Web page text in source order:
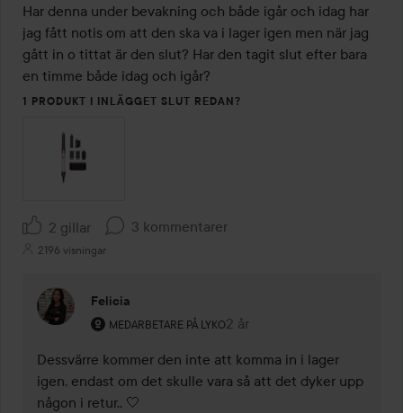
Har denna under bevakning och både igår och idag har
jag fått notis om att den ska va i lager igen men när jag
gått in o tittat är den slut? Har den tagit slut efter bara
en timme både idag och igår?
1 PRODUKT I INLÄGGET SLUT REDAN?
2 gillar 3 kommentarer
2196 visningar
Felicia
MEDARBETARE PÅ LYKO
Användarens roll: Medarbetare på Lyko.
2 år
Kommentaren lades 2 år
Dessvärre kommer den inte att komma in i lager
igen, endast om det skulle vara så att det dyker upp
någon i retur.. 🤍